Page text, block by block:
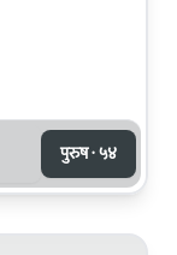
पुरुष · ५४